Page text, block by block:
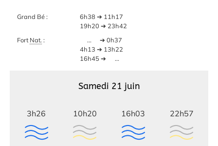
Grand Bé :
6h38 ➔ 11h17
19h20 ➔ 23h42
Fort Nat. : ...
➔ 0h37
4h13 ➔ 13h22
16h45 ➔
...
Samedi 21 juin
3h26 10h20 16h03 22h57